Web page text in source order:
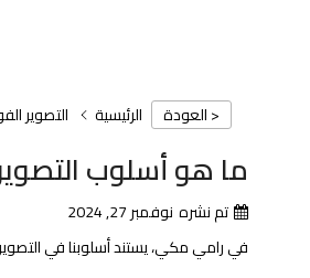
< العودة الرئيسية التصوير
ما هو أسلوب
تم نشره نوفمبر 27, 2024
في رامي مكي، يستند أسلوبنا في